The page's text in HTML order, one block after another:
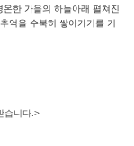
한 가을의 하늘아래 펼쳐진
억을 수북히 쌓아가기를 기
습니다.>